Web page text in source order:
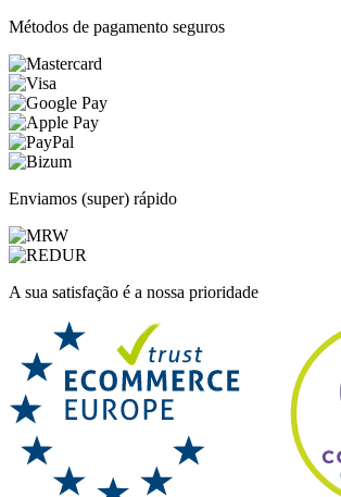
Métodos de pagamento seguros
Enviamos (super) rápido
A sua satisfação é a nossa prioridade